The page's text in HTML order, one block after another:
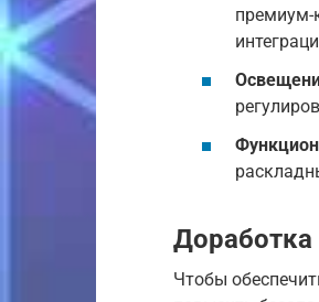
премиум-
Чтобы